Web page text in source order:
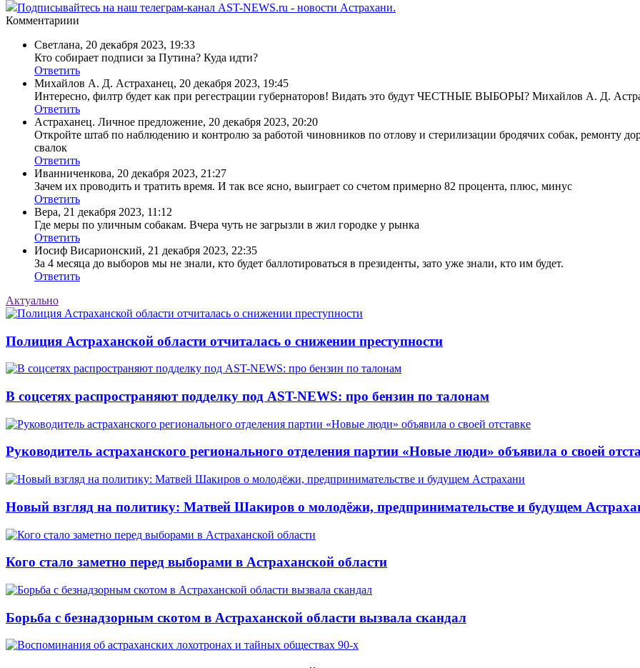
Подписывайтесь на наш телеграм-канал AST-NEWS.ru - новости Астрахани.
Комментариии
Светлана, 20 декабря 2023, 19:33
Кто собирает подписи за Путина? Куда идти?
Ответить
Михайлов А. Д. Астраханец, 20 декабря 2023, 19:45
Интересно, филтр будет как при регестрации губернаторов! Видать это будут ЧЕСТНЫЕ ВЫБОРЫ? Михайлов А. Д.
Ответить
Астраханец. Личное предложение, 20 декабря 2023, 20:20
Откройте штаб по наблюдению и контролю за работой чиновников по отлову и стерилизации бродячих собак, ремонту
свалок
Ответить
Иванниченкова, 20 декабря 2023, 21:27
Зачем их проводить и тратить время. И так все ясно, выиграет со счетом примерно 82 процента, плюс, минус
Ответить
Вера, 21 декабря 2023, 11:12
Где меры по уличным собакам. Вчера чуть не загрызли в жил городке у рынка
Ответить
Иосиф Висарионский, 21 декабря 2023, 22:35
За 4 месяца до выборов мы не знали, кто будет баллотироваться в президенты, зато уже знали, кто им будет.
Ответить
Актуально
Полиция Астраханской области отчиталась о снижении преступности
В соцсетях распространяют подделку под AST-NEWS: про бензин по талонам
Руководитель астраханского регионального отделения партии «Новые люди» объявила о своей
Новый взгляд на политику: Матвей Шакиров о молодёжи, предпринимательстве и будущем
Кого стало заметно перед выборами в Астраханской области
Борьба с безнадзорным скотом в Астраханской области вызвала скандал